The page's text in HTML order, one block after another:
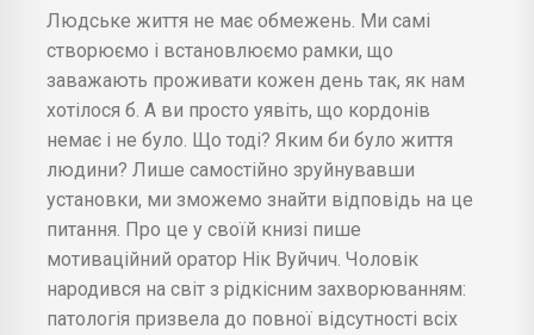
Людське життя не має обмежень. Ми самі
створюємо і встановлюємо рамки, що
заважають проживати кожен день так, як нам
хотілося б. А ви просто уявіть, що кордонів
немає і не було. Що тоді? Яким би було життя
людини? Лише самостійно зруйнувавши
установки, ми зможемо знайти відповідь на це
питання. Про це у своїй книзі пише
мотиваційний оратор Нік Вуйчич. Чоловік
народився на світ з рідкісним захворюванням:
патологія призвела до повної відсутності всіх